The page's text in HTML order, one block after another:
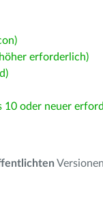
erforderlich)
oder neuer